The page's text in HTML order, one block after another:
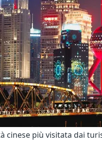
cinese più visitata dai